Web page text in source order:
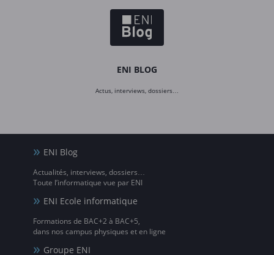
ENI BLOG
Actus, interviews, dossiers…
ENI Blog
Actualités, interviews, dossiers…
Toute l’informatique vue par ENI
ENI Ecole informatique
Formations de BAC+2 à BAC+5,
dans nos campus physiques et en ligne
Groupe ENI